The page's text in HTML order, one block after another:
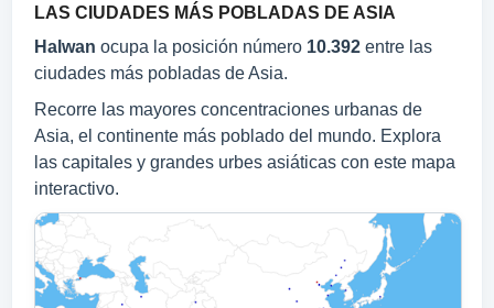
LAS CIUDADES MÁS POBLADAS DE ASIA
Halwan ocupa la posición número 10.392 entre las
ciudades más pobladas de Asia.
Recorre las mayores concentraciones urbanas de
Asia, el continente más poblado del mundo. Explora
las capitales y grandes urbes asiáticas con este mapa
interactivo.